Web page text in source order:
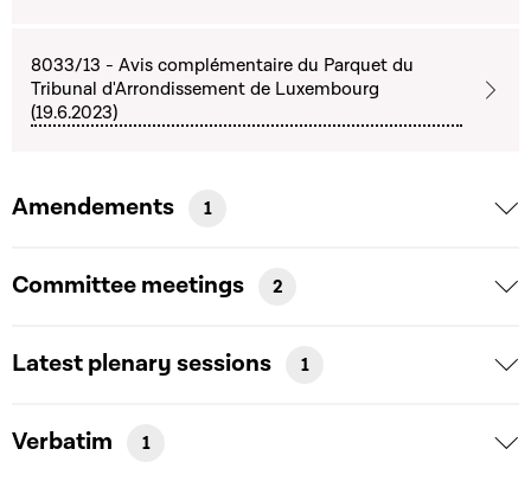
8033/13 - Avis complémentaire du Parquet du
Tribunal d'Arrondissement de Luxembourg
(19.6.2023)
Amendements 1
Committee meetings 2
Latest plenary sessions 1
Verbatim 1